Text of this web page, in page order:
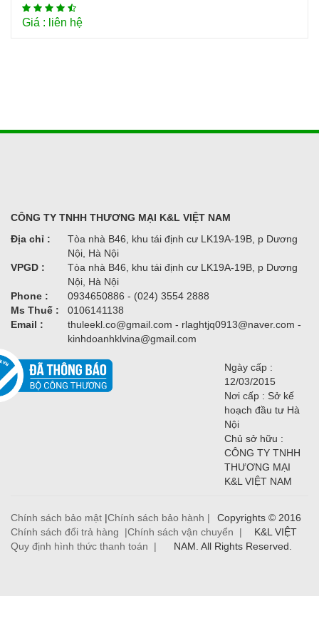
Giá : liên hệ
CÔNG TY TNHH THƯƠNG MẠI K&L VIỆT NAM
Địa chỉ :
Tòa nhà B46, khu tái định cư LK19A-19B, p Dương
Nội, Hà Nội
VPGD :
Tòa nhà B46, khu tái định cư LK19A-19B, p Dương
Nội, Hà Nội
Phone :
0934650886 - (024) 3554 2888
Ms Thuế :
0106141138
Email :
thuleekl.co@gmail.com - rlaghtjq0913@naver.com -
kinhdoanhklvina@gmail.com
Ngày cấp :
12/03/2015
Nơi cấp : Sở kế
hoạch đầu tư Hà
Nội
Chủ sở hữu :
CÔNG TY TNHH
THƯƠNG MẠI
K&L VIỆT NAM
Chính sách bảo mật |Chính sách bảo hành |
Chính sách đổi trả hàng |Chính sách vận chuyển |
Quy định hình thức thanh toán |
Copyrights © 2016
K&L VIỆT
NAM. All Rights Reserved.